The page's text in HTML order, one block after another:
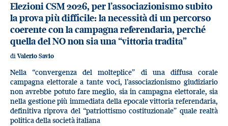
Elezioni CSM 2026, per l’associazionismo subito
la prova più difficile: la necessità di un percorso
coerente con la campagna referendaria, perché
quella del NO non sia una “vittoria tradita”
diValerio Savio
Nella “convergenza del molteplice” di una diffusa corale
campagna elettorale a tante voci, l’associazionismo giudiziario
non avrebbe potuto fare meglio, sia in campagna elettorale, sia
nella gestione più immediata della epocale vittoria referendaria,
definitiva riprova del “patriottismo costituzionale” quale realtà
politica della società italiana